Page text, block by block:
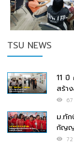
TSU NEWS
11
สร้า
67
ม.ทั
กัญญ
72